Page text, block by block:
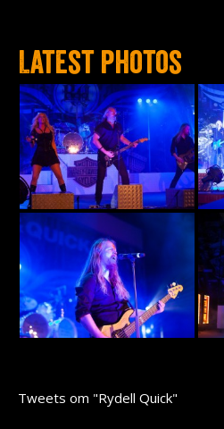
Latest photos
Tweets om "Rydell Quick"